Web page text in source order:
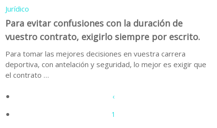
Jurídico
Para evitar confusiones con la duración de
vuestro contrato, exigirlo siempre por escrito.
Para tomar las mejores decisiones en vuestra carrera
deportiva, con antelación y seguridad, lo mejor es exigir que
el contrato …
‹
1